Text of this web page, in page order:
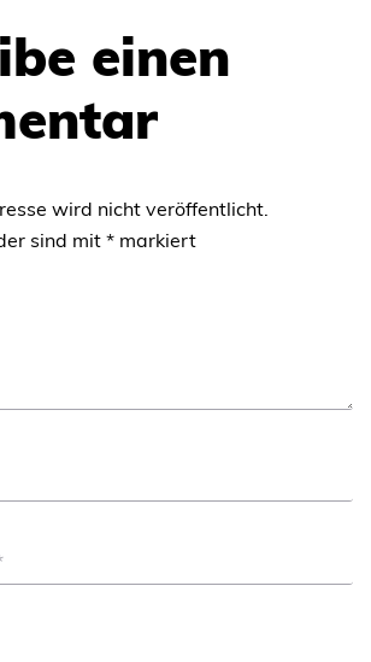
einen
wird nicht veröffentlicht.
sind mit * markiert